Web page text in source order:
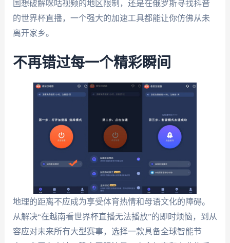
国想破解咪咕视频的地区限制，还是在俄罗斯寻找抖音
的世界杯直播，一个强大的加速工具都能让你仿佛从未
离开家乡。
不再错过每一个精彩瞬间
地理的距离不应成为享受体育热情和母语文化的障碍。
从解决“在越南看世界杯直播无法播放”的即时烦恼，到从
容应对未来所有大型赛事，选择一款具备全球智能节